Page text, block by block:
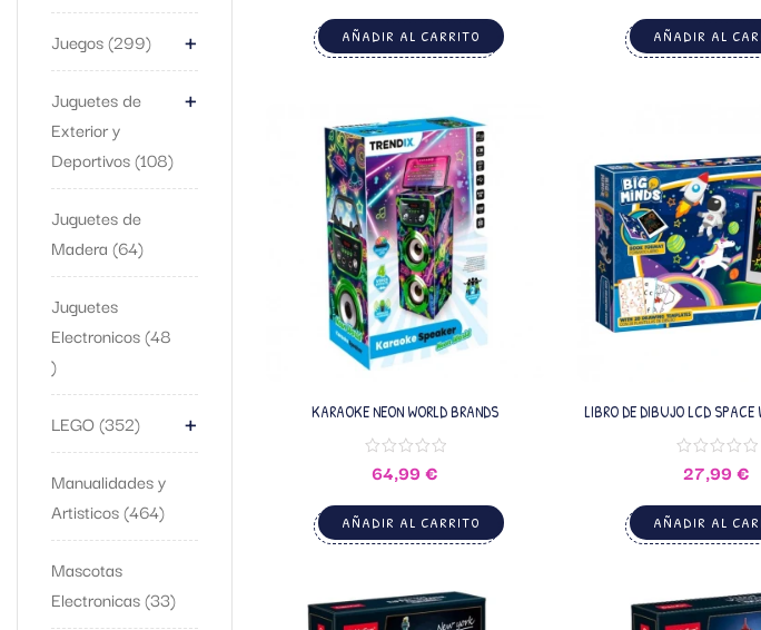
Juegos 299 +
Juguetes de
Exterior y
Deportivos 108
+
Juguetes de
Madera 64
Juguetes
Electronicos 48
LEGO 352 +
Manualidades y
Artisticos 464
Mascotas
Electronicas 33
AÑADIR AL CARRITO AÑADIR AL
KARAOKE NEON WORLD BRANDS
64,99 €
AÑADIR AL CARRITO
LIBRO DE DIBUJO LCD SPACE
27,99 €
AÑADIR AL